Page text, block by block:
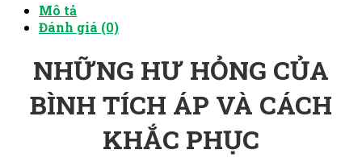
Mô tả
Đánh giá (0)
NHỮNG HƯ HỎNG CỦA
BÌNH TÍCH ÁP VÀ CÁCH
KHẮC PHỤC